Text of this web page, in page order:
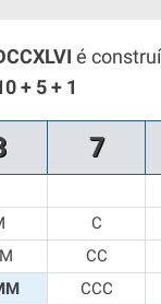
é
+ 5 + 1
7
C
CC
CCC